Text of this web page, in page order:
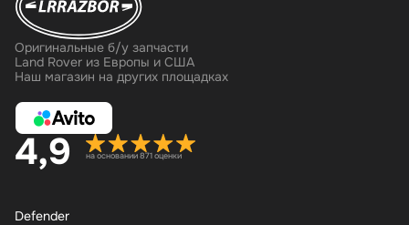
Оригинальные б/у запчасти
Land Rover из Европы и США
Наш магазин на других площадках
4,9 на основании 871 оценки
Defender